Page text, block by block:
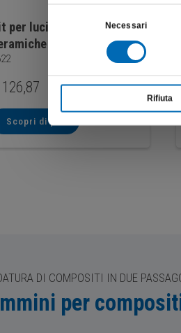
Necessari
Rifiuta
per lucidatura
2 passaggi
126,87
Scopri di più
DI COMPOSITI IN DUE
per